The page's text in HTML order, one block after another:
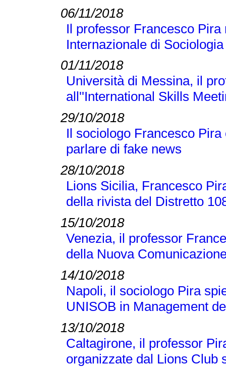
06/11/2018
Il professor Francesco
Internazionale di
01/11/2018
Università di Messina, il
all''International Skills
29/10/2018
Il sociologo Francesco
parlare di fake news
28/10/2018
Lions Sicilia, Francesco
della rivista del Distretto
15/10/2018
Venezia, il professor
della Nuova
14/10/2018
Napoli, il sociologo Pira
UNISOB in Management
13/10/2018
Caltagirone, il professor
organizzate dal Lions Club